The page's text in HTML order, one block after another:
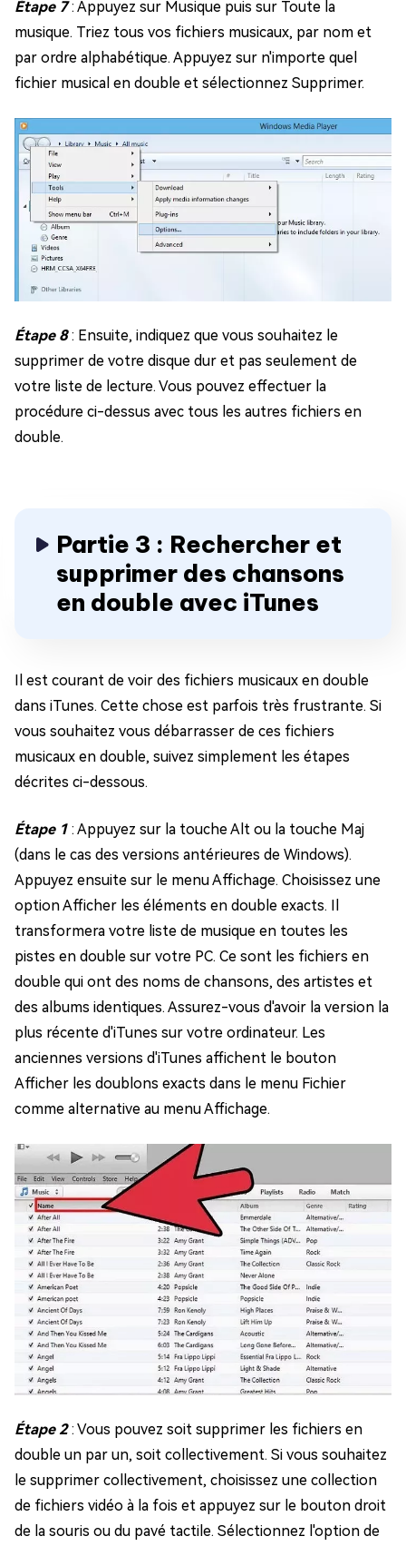
Étape 7: Appuyez sur Musique puis sur Toute la
musique. Triez tous vos fichiers musicaux, par nom et
par ordre alphabétique. Appuyez sur n'importe quel
fichier musical en double et sélectionnez Supprimer.
Étape 8: Ensuite, indiquez que vous souhaitez le
supprimer de votre disque dur et pas seulement de
votre liste de lecture. Vous pouvez effectuer la
procédure ci-dessus avec tous les autres fichiers en
double.
Partie 3 : Rechercher et
supprimer des chansons
en double avec iTunes
Il est courant de voir des fichiers musicaux en double
dans iTunes. Cette chose est parfois très frustrante. Si
vous souhaitez vous débarrasser de ces fichiers
musicaux en double, suivez simplement les étapes
décrites ci-dessous.
Étape 1 : Appuyez sur la touche Alt ou la touche Maj
(dans le cas des versions antérieures de Windows).
Appuyez ensuite sur le menu Affichage. Choisissez une
option Afficher les éléments en double exacts. Il
transformera votre liste de musique en toutes les
pistes en double sur votre PC. Ce sont les fichiers en
double qui ont des noms de chansons, des artistes et
des albums identiques. Assurez-vous d'avoir la version la
plus récente d'iTunes sur votre ordinateur. Les
anciennes versions d'iTunes affichent le bouton
Afficher les doublons exacts dans le menu Fichier
comme alternative au menu Affichage.
Étape 2: Vous pouvez soit supprimer les fichiers en
double un par un, soit collectivement. Si vous souhaitez
le supprimer collectivement, choisissez une collection
de fichiers vidéo à la fois et appuyez sur le bouton droit
de la souris ou du pavé tactile. Sélectionnez l'option de